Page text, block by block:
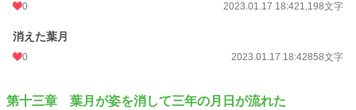
0 2023.01.17 18:421,198文字
消えた葉月
0 2023.01.17 18:42858文字
第十三章 葉月が姿を消して三年の月日が流れた